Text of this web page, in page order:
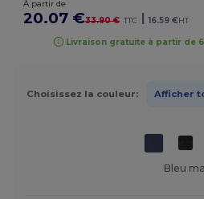
À partir de
20.07 €33.90 € TTC | 16.59 €HT
Livraison gratuite à partir de
Choisissez la couleur: Afficher
Bleu